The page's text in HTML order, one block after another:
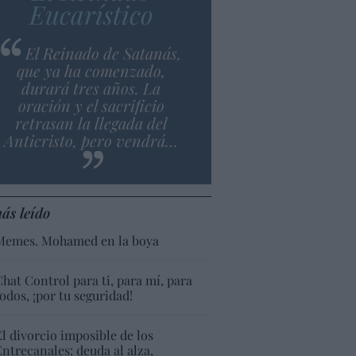
Eucarístico
El Reinado de Satanás,
que ya ha comenzado,
durará tres años. La
oración y el sacrificio
retrasan la llegada del
Anticristo, pero vendrá…
leído
Mohamed en la boya
Control para ti, para mí, para
¡por tu seguridad!
divorcio imposible de los
deuda al alza,